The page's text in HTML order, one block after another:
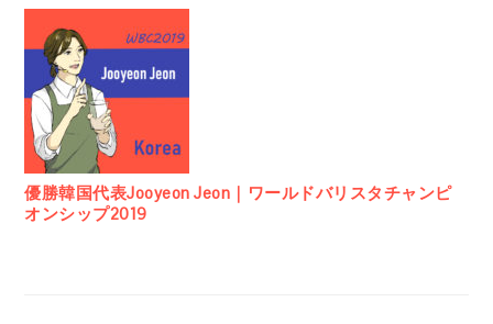
優勝韓国代表Jooyeon Jeon｜ワールドバリスタチャンピ
オンシップ2019